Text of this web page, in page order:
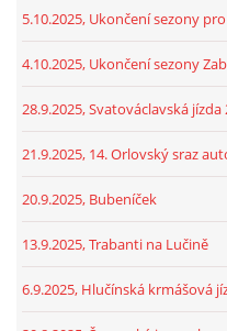
5.10.2025, Ukončení sezony
4.10.2025, Ukončení sezony
28.9.2025, Svatováclavská jízda
21.9.2025, 14. Orlovský sraz
20.9.2025, Bubeníček
13.9.2025, Trabanti na Lučině
6.9.2025, Hlučínská krmášová